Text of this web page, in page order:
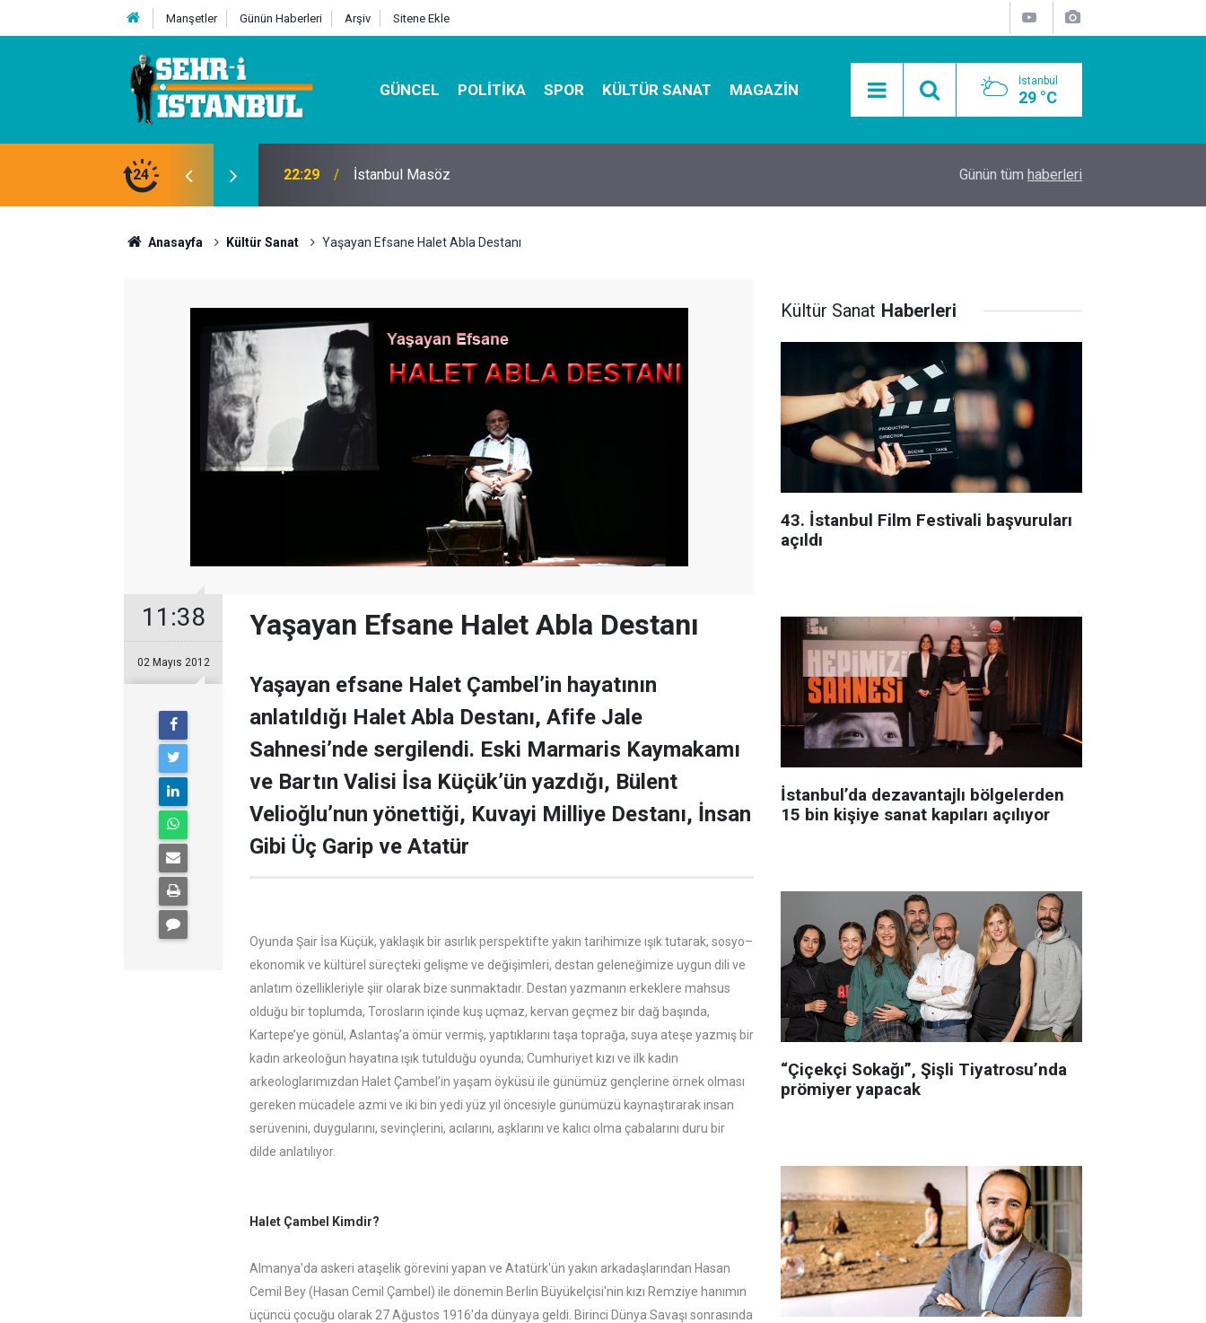
Manşetler Günün Haberleri Arşiv Sitene Ekle
GÜNCEL POLITIKA SPOR KÜLTÜR SANAT MAGAZIN İstanbul
29 °C
24 07:32 Kutu Sihirbazı ile Estetik, Dayanıklı ve Çevre Dostu Ambalaj Mobil Araçlarla Hayır Lokması Dağıtımının
Günün tüm haberleri
Anasayfa Kültür Sanat Yaşayan Efsane Halet Abla Destanı
11:38
02 Mayıs 2012
Yaşayan Efsane Halet Abla Destanı
Yaşayan efsane Halet Çambel’in hayatının
anlatıldığı Halet Abla Destanı, Afife Jale
Sahnesi’nde sergilendi. Eski Marmaris Kaymakamı
ve Bartın Valisi İsa Küçük’ün yazdığı, Bülent
Velioğlu’nun yönettiği, Kuvayi Milliye Destanı, İnsan
Gibi Üç Garip ve Atatür
Oyunda Şair İsa Küçük, yaklaşık bir asırlık perspektifte yakın tarihimize ışık tutarak, sosyo–
ekonomik ve kültürel süreçteki gelişme ve değişimleri, destan geleneğimize uygun dili ve
anlatım özellikleriyle şiir olarak bize sunmaktadır. Destan yazmanın erkeklere mahsus
olduğu bir toplumda, Torosların içinde kuş uçmaz, kervan geçmez bir dağ başında,
Kartepe’ye gönül, Aslantaş’a ömür vermiş, yaptıklarını taşa toprağa, suya ateşe yazmış bir
kadın arkeoloğun hayatına ışık tutulduğu oyunda; Cumhuriyet kızı ve ilk kadın
arkeologlarımızdan Halet Çambel’in yaşam öyküsü ile günümüz gençlerine örnek olması
gereken mücadele azmi ve iki bin yedi yüz yıl öncesiyle günümüzü kaynaştırarak insan
serüvenini, duygularını, sevinçlerini, acılarını, aşklarını ve kalıcı olma çabalarını duru bir
dilde anlatılıyor.
Halet Çambel Kimdir?
Almanya'da askeri ataşelik görevini yapan ve Atatürk'ün yakın arkadaşlarından Hasan
Cemil Bey (Hasan Cemil Çambel) ile dönemin Berlin Büyükelçisi'nin kızı Remziye hanımın
üçüncü çocuğu olarak 27 Ağustos 1916'da dünyaya geldi. Birinci Dünya Savaşı sonrasında
Kültür Sanat Haberleri
43. İstanbul Film Festivali başvuruları
açıldı
İstanbul’da dezavantajlı bölgelerden
15 bin kişiye sanat kapıları açılıyor
“Çiçekçi Sokağı”, Şişli Tiyatrosu’nda
prömiyer yapacak